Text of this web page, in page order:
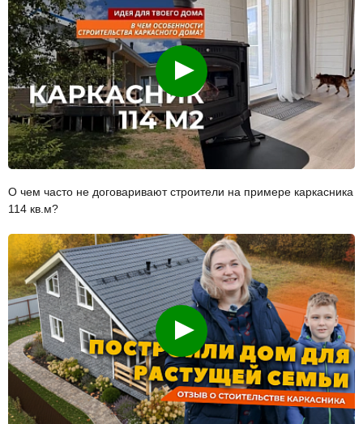
Смотреть
О чем часто не договаривают строители на примере каркасника
114 кв.м?
Смотреть